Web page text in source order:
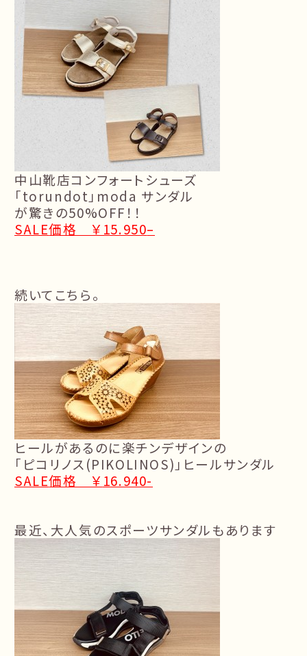
中山靴店コンフォートシューズ
「torundot 」moda サンダル
が驚きの50%OFF！！
SALE価格 ￥15.950–
続いてこちら。
ヒールがあるのに楽チンデザインの
「ピコリノス (PIKOLINOS) 」ヒールサンダル
SALE価格 ￥ 16.940-
最近、大人気のスポーツサンダルもあります